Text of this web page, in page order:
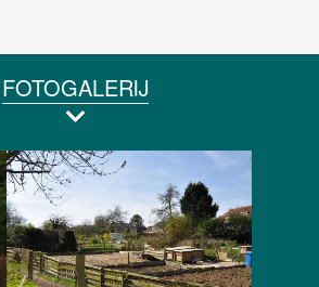
FOTOGALERIJ